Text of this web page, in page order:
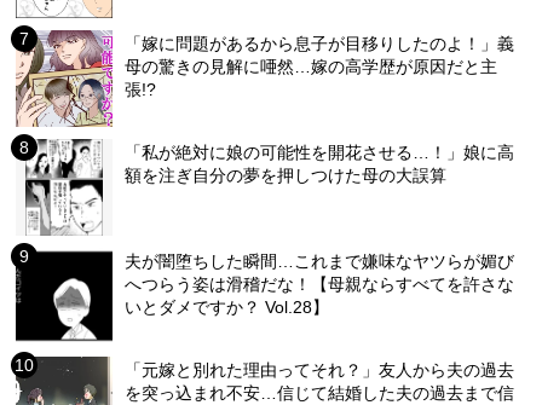
「嫁に問題があるから息子が目移りしたのよ！」義
母の驚きの見解に唖然…嫁の高学歴が原因だと主
張!?
「私が絶対に娘の可能性を開花させる…！」娘に高
額を注ぎ自分の夢を押しつけた母の大誤算
夫が闇堕ちした瞬間…これまで嫌味なヤツらが媚び
へつらう姿は滑稽だな！【母親ならすべてを許さな
いとダメですか？ Vol.28】
「元嫁と別れた理由ってそれ？」友人から夫の過去
を突っ込まれ不安…信じて結婚した夫の過去まで信